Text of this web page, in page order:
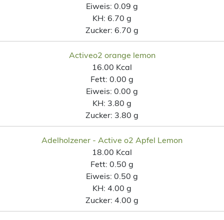
Eiweis: 0.09 g
KH: 6.70 g
Zucker: 6.70 g
Activeo2 orange lemon
16.00 Kcal
Fett: 0.00 g
Eiweis: 0.00 g
KH: 3.80 g
Zucker: 3.80 g
Adelholzener - Active o2 Apfel Lemon
18.00 Kcal
Fett: 0.50 g
Eiweis: 0.50 g
KH: 4.00 g
Zucker: 4.00 g